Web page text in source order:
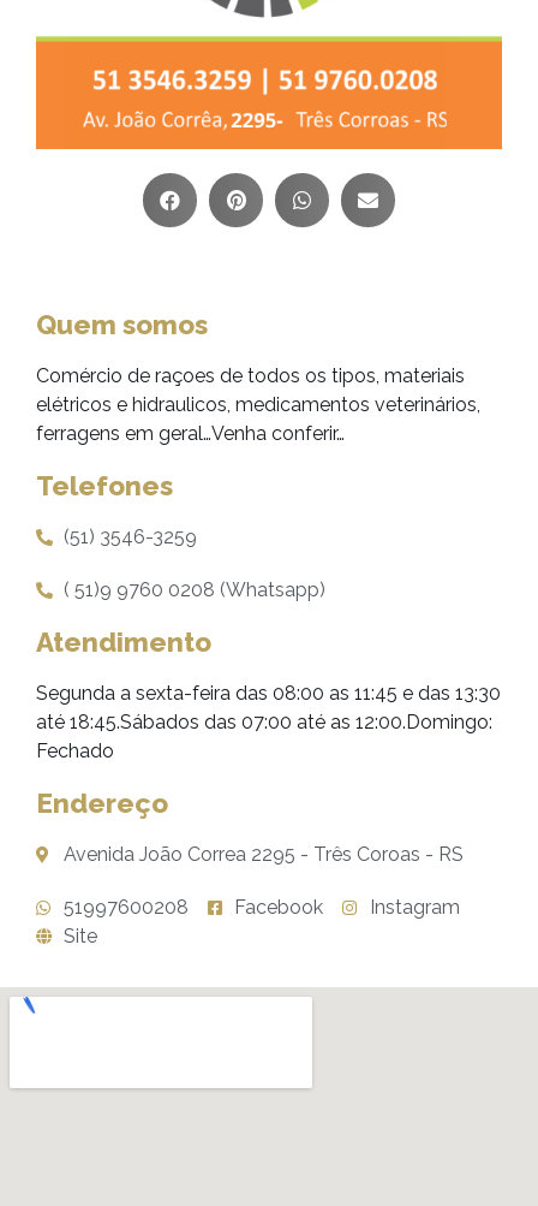
Quem somos
Comércio de raçoes de todos os tipos, materiais
elétricos e hidraulicos, medicamentos veterinários,
ferragens em geral…Venha conferir…
Telefones
(51) 3546-3259
( 51)9 9760 0208 (Whatsapp)
Atendimento
Segunda a sexta-feira das 08:00 as 11:45 e das 13:30
até 18:45.Sábados das 07:00 até as 12:00.Domingo:
Fechado
Endereço
Avenida João Correa 2295 - Três Coroas - RS
51997600208 Facebook
Instagram
Site